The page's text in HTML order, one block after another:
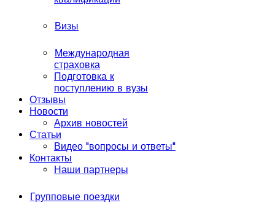
Визы
Международная
страховка
Подготовка к
поступлению в вузы
Отзывы
Новости
Архив новостей
Статьи
Видео "вопросы и ответы"
Контакты
Наши партнеры
Групповые поездки